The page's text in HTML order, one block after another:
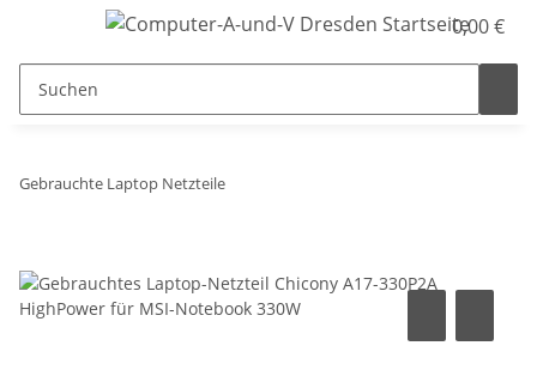
0,00 €
Gebrauchte Laptop Netzteile